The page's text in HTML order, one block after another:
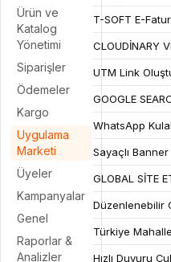
Ürün ve
Katalog
Yönetimi
Siparişler
Ödemeler
Kargo
Uygulama
Marketi
Üyeler
Kampanyalar
Genel
Raporlar &
Analizler
T-SOFT E-
UTM Link
WhatsApp
Sayaçlı Banner
GLOBAL SİTE
Düzenlenebilir
Türkiye
Hızlı Duyuru